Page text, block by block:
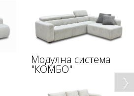
Модулна система
"КОМБО"